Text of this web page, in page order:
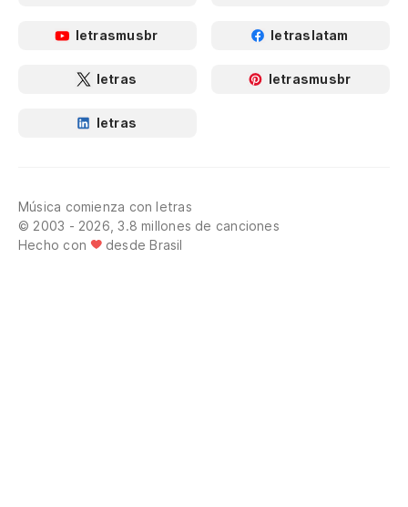
letrasmusbr letraslatam
letras letrasmusbr
letras
Música comienza con letras
© 2003 - 2026, 3.8 millones de canciones
Hecho con
desde Brasil